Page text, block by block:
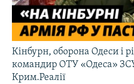
Кінбурн, оборона Одеси і
командир ОТУ «Одеса»
Крим.Реалії